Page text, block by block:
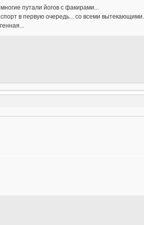
путали йогов с факирами...
в первую очередь... со всеми вытекающими...